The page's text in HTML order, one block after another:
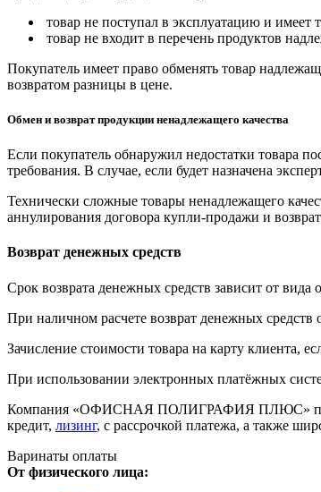
товар не поступал в эксплуатацию и имеет
товар не входит в перечень продуктов
Покупатель имеет право обменять товар
возвратом разницы в цене.
Обмен и возврат продукции ненадлежащего качества
Если покупатель обнаружил недостатки товара
требования. В случае, если будет назначена
Технически сложные товары ненадлежащего
аннулирования договора купли-продажи и
Возврат денежных средств
Срок возврата денежных средств зависит от
При наличном расчете возврат денежных средств
Зачисление стоимости товара на карту клиента,
При использовании электронных платёжных
Компания «ОФИСНАЯ ПОЛИГРАФИЯ ПЛЮС»
кредит, лизинг, с рассрочкой платежа, а также
Варинаты оплаты
От физического лица: